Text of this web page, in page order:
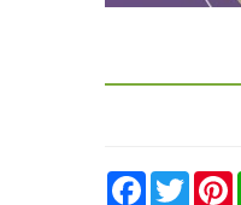
FacebookTwitterPinterest